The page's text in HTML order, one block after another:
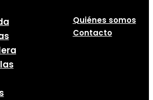
Quiénes somos
Contacto